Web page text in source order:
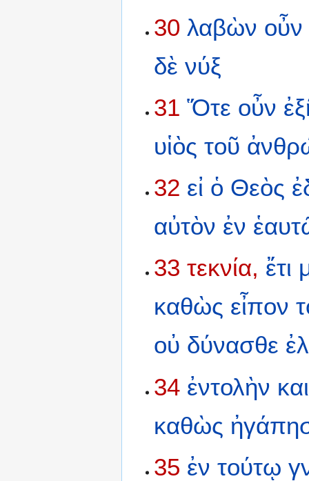
30 λαβὼν οὖν
δὲ νύξ
31 Ὅτε οὖν
υἱὸς τοῦ
32 εἰ ὁ Θεὸς
αὐτὸν ἐν
33 τεκνία, ἔτι
καθὼς εἶπον
οὐ δύνασθε
34 ἐντολὴν
καθὼς
35 ἐν τούτῳ